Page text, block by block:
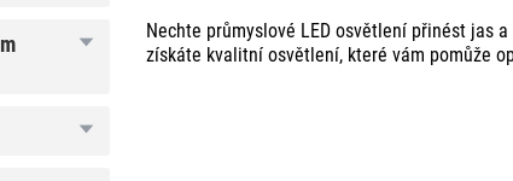
Nechte průmyslové LED osvětlení přinést jas
získáte kvalitní osvětlení, které vám pomůže